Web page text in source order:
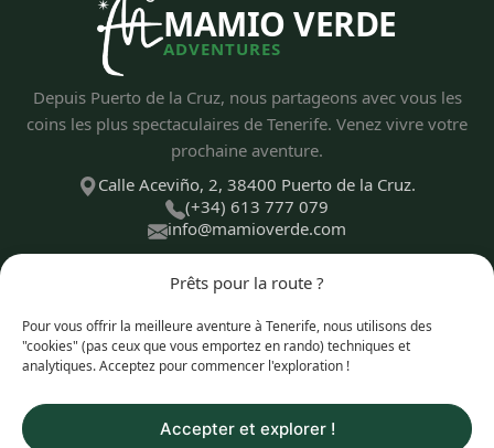
Prêts pour la route ?
Pour vous offrir la meilleure aventure à Tenerife, nous utilisons des
"cookies" (pas ceux que vous emportez en rando) techniques et
analytiques. Acceptez pour commencer l'exploration !
Accepter et explorer !
MAMIO VERDE
ADVENTURES
Depuis Puerto de la Cruz, nous partageons avec vous les
coins les plus spectaculaires de Tenerife. Venez vivre votre
prochaine aventure.
Calle Aceviño, 2, 38400 Puerto de la Cruz.
(+34) 613 777 079
info@mamioverde.com
DÉCOUVRIR